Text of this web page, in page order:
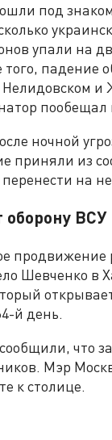
под
упали на
падение
и
пообещал
ночной
приняли из
на
оборону ВСУ
продвижение
Шевченко в
й день.
что
Мэр
к столице.